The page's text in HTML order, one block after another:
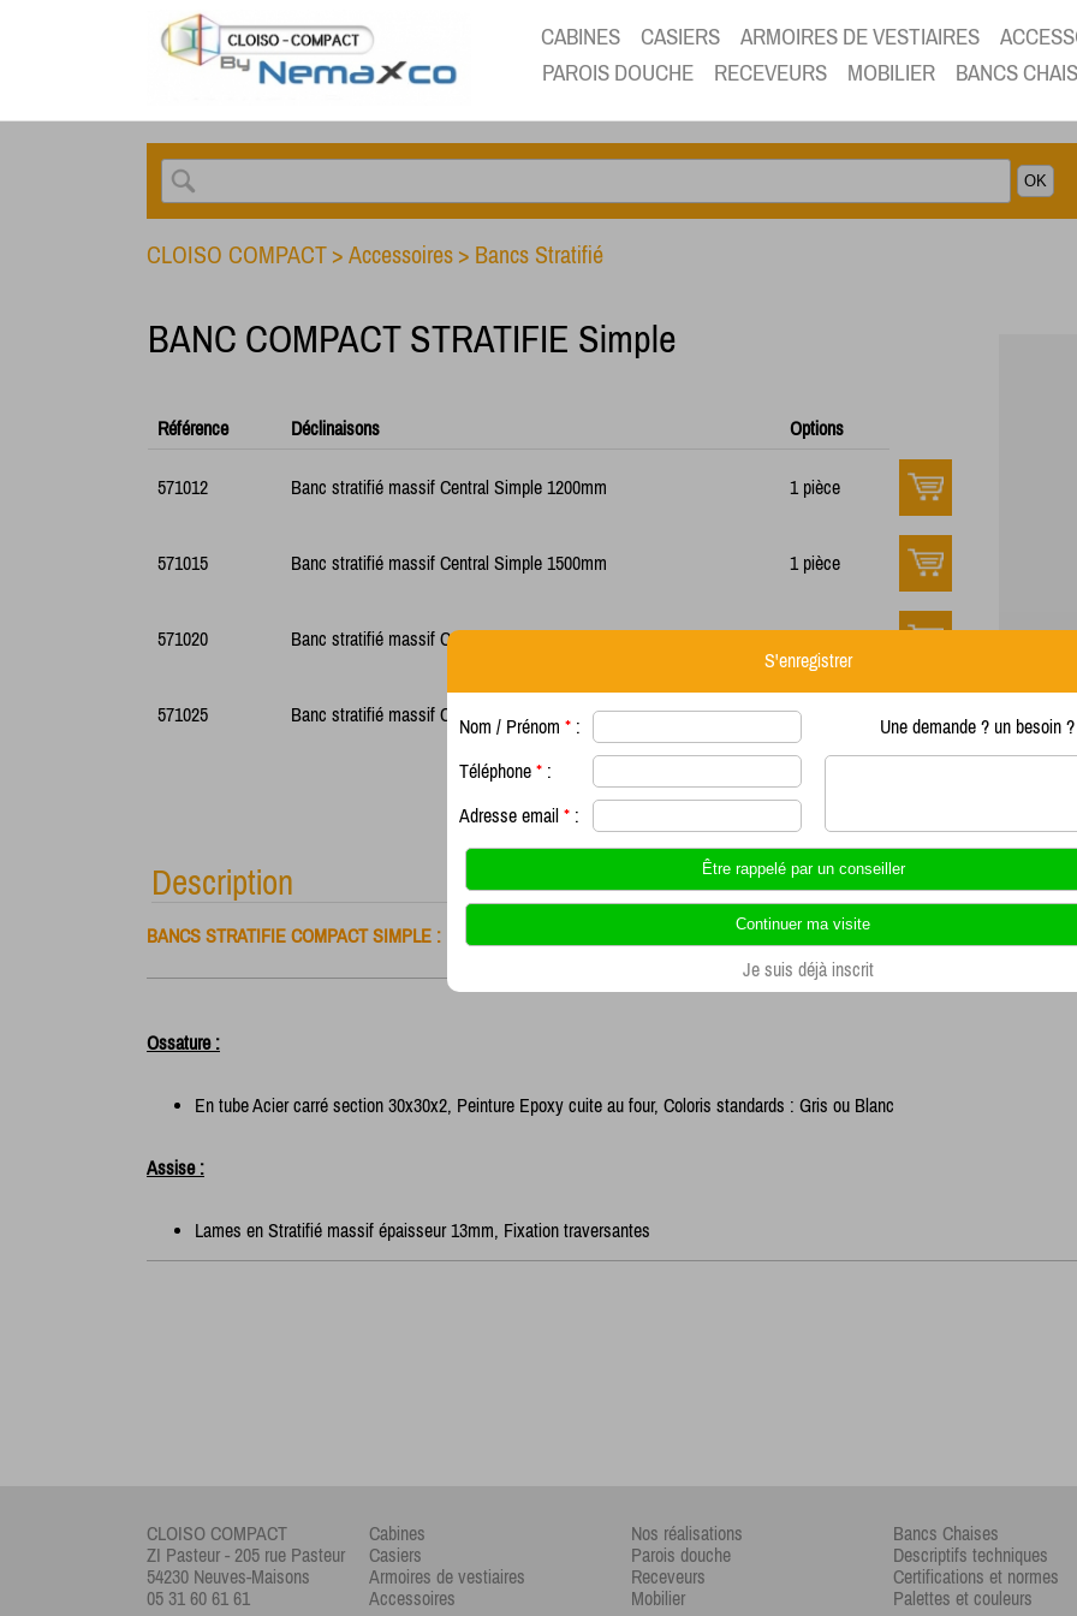
CABINES CASIERS ARMOIRES DE VESTIAIRES
PAROIS DOUCHE
RECEVEURS MOBILIER BANCS
CLOISO COMPACT > Accessoires > Bancs Stratifié
BANC COMPACT STRATIFIE Simple
Référence Déclinaisons Options
571012 Banc stratifié massif Central Simple 1200mm 1 pièce
571015 Banc stratifié massif Central Simple 1500mm 1 pièce
571020 Banc stratifié massif Central Simple 2000mm
571025 Banc stratifié massif Central Simple 2500mm 1 pièce
Description
BANCS STRATIFIE COMPACT SIMPLE :
Ossature :
En tube Acier carré section 30x30x2, Peinture Epoxy cuite au four, Coloris standards : Gris ou Blanc
Assise :
Lames en Stratifié massif épaisseur 13mm, Fixation traversantes
CLOISO COMPACT
ZI Pasteur - 205 rue Pasteur
54230 Neuves-Maisons
05 31 60 61 61
Cabines
Casiers
Armoires de vestiaires
Accessoires
Nos réalisations
Parois douche
Receveurs
Mobilier
Bancs Chaises
Descriptifs techniques
Certifications et normes
Palettes et couleurs
S'enregistrer
Nom / Prénom * :
Téléphone * :
Adresse email * :
Une demande ? un besoin
Je suis déjà inscrit